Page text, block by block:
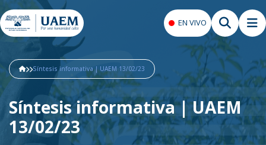
EN VIVO
Síntesis informativa | UAEM 13/02/23
Síntesis informativa | UAEM
13/02/23